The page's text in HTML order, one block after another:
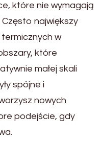
które nie wymagają
największy
w
które
małej skali
spójne i
nowych
podejście, gdy